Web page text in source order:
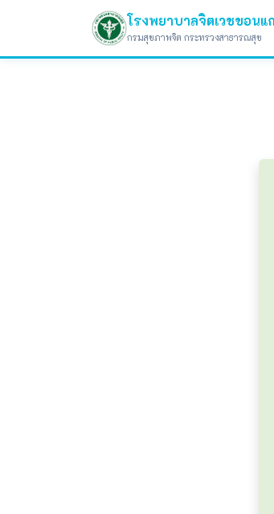
โรงพยาบาลจิตเวชขอน
กรมสุขภาพจิต กระทรวงสาธารณสุข